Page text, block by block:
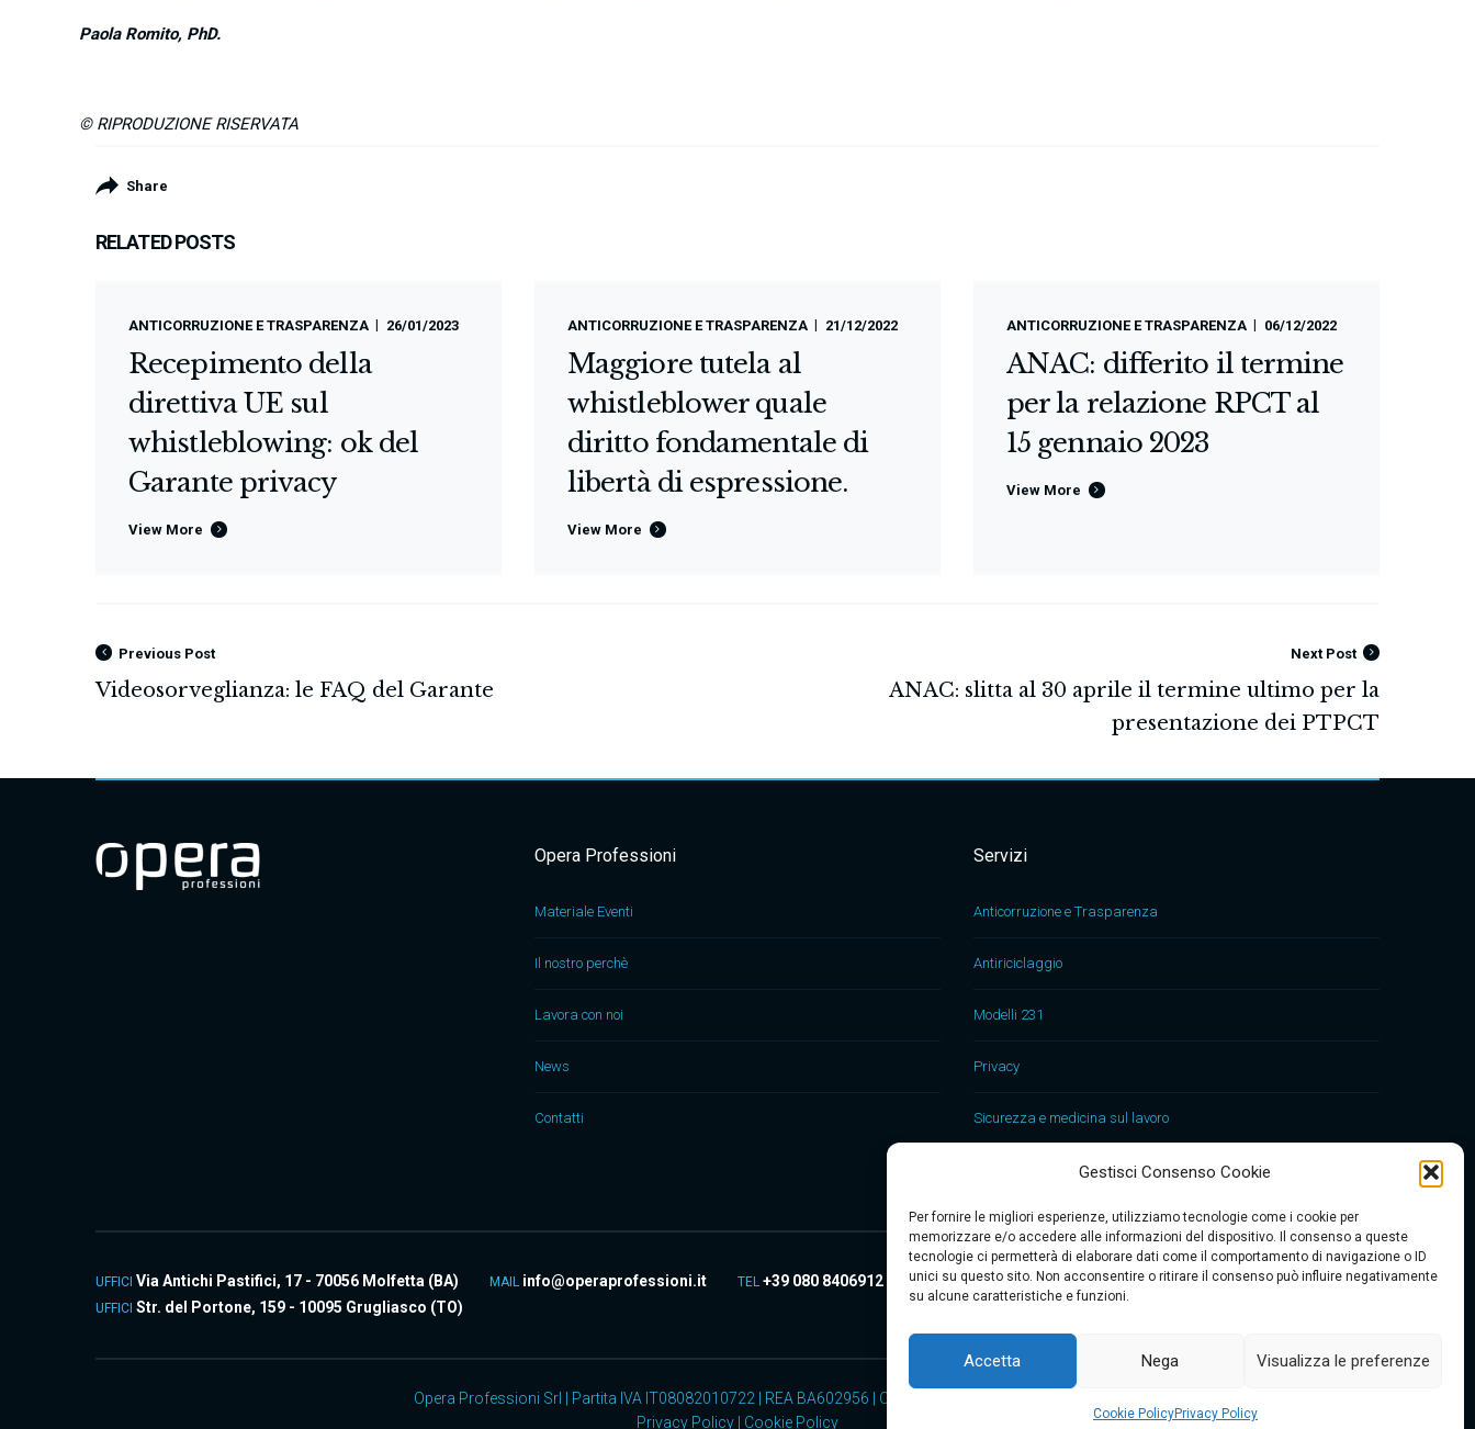
Gestisci Consenso Cookie
Per fornire le migliori esperienze, utilizziamo tecnologie come i cookie per
memorizzare e/o accedere alle informazioni del dispositivo. Il consenso a queste
tecnologie ci permetterà di elaborare dati come il comportamento di navigazione o ID
unici su questo sito. Non acconsentire o ritirare il consenso può influire negativamente
su alcune caratteristiche e funzioni.
Accetta Nega Visualizza le preferenze
Cookie PolicyPrivacy Policy
Paola Romito, PhD.
© RIPRODUZIONE RISERVATA
Share
RELATED POSTS
ANTICORRUZIONE E TRASPARENZA 26/01/2023
Recepimento della
direttiva UE sul
whistleblowing: ok del
Garante privacy
View More
ANTICORRUZIONE E TRASPARENZA 21/12/2022
Maggiore tutela al
whistleblower quale
diritto fondamentale di
libertà di espressione.
View More
ANTICORRUZIONE E TRASPARENZA 06/12/2022
ANAC: differito il termine
per la relazione RPCT al
15 gennaio 2023
View More
Previous Post Next Post
Opera Professioni
Materiale Eventi
Il nostro perchè
Lavora con noi
News
Contatti
Servizi
Anticorruzione e Trasparenza
Antiriciclaggio
Modelli 231
Privacy
Sicurezza e medicina sul lavoro
UFFICI Via Antichi Pastifici, 17 - 70056 Molfetta (BA) MAIL info@operaprofessioni.it TEL +39 080 8406912
UFFICI Str. del Portone, 159 - 10095 Grugliasco (TO)
Contattaci
Opera Professioni Srl | Partita IVA IT08082010722 | REA BA602956 | Capitale Sociale € 10.000. |
Privacy Policy
Cookie Policy